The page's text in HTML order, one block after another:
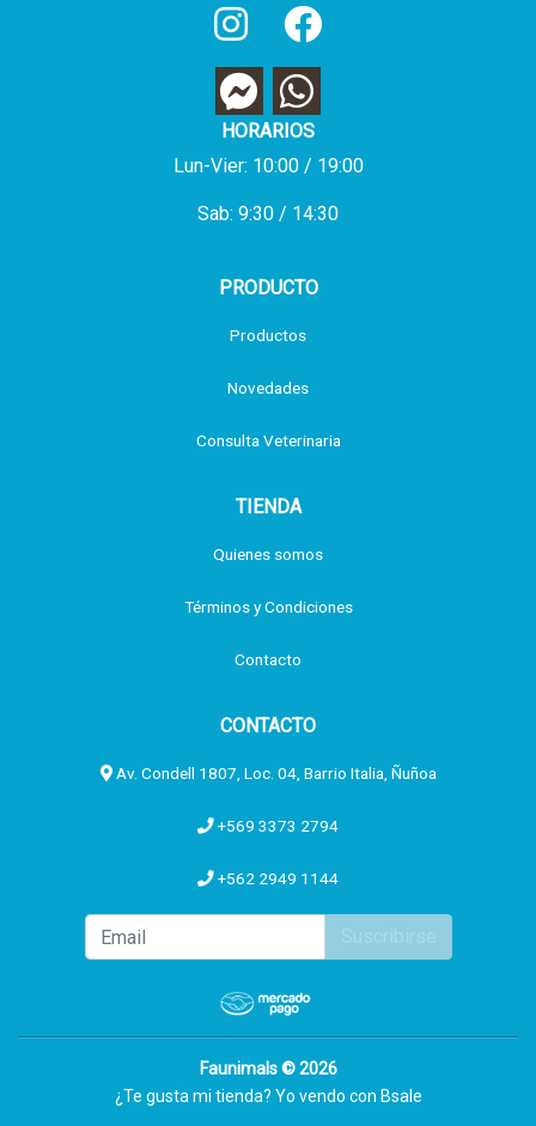
HORARIOS
Lun-Vier: 10:00 / 19:00
Sab: 9:30 / 14:30
PRODUCTO
Productos
Novedades
Consulta Veterinaria
TIENDA
Quienes somos
Términos y Condiciones
Contacto
CONTACTO
Av. Condell 1807, Loc. 04, Barrio Italia, Ñuñoa
+569 3373 2794
+562 2949 1144
Faunimals © 2026
¿Te gusta mi tienda? Yo vendo con Bsale